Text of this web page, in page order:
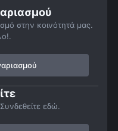
στην κοινότητά μας.
εδώ.